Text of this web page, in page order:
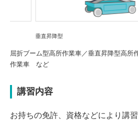
垂直昇降型
屈折ブーム型高所作業車／垂直昇降型高所
作業車 など
講習内容
お持ちの免許、資格などにより講